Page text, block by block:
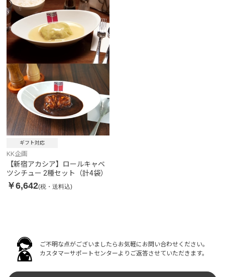
ギフト対応
KK企画
【新宿アカシア】ロールキャベ
ツシチュー 2種セット（計4袋）
￥6,642(税・送料込)
ご不明な点がございましたらお気軽にお問い合わせください。
カスタマーサポートセンターよりご返答させていただきます。